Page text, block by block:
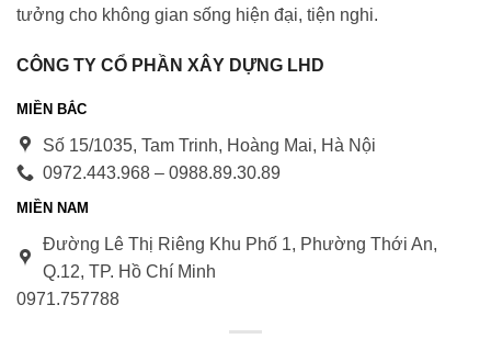
tưởng cho không gian sống hiện đại, tiện nghi.
CÔNG TY CỔ PHẦN XÂY DỰNG LHD
MIỀN BẮC
Số 15/1035, Tam Trinh, Hoàng Mai, Hà Nội
0972.443.968 – 0988.89.30.89
MIỀN NAM
Đường Lê Thị Riêng Khu Phố 1, Phường Thới An,
Q.12, TP. Hồ Chí Minh
0971.757788